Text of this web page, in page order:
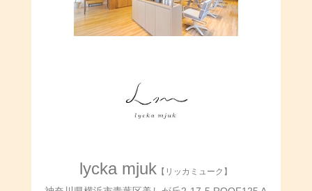
lycka mjuk 【リッカミューク】